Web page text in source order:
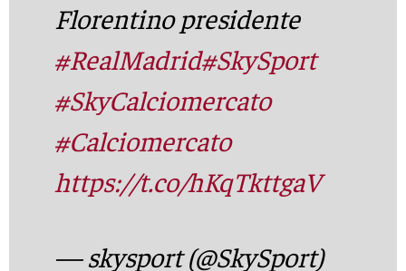
Florentino presidente
#RealMadrid#SkySport
#SkyCalciomercato
#Calciomercato
https://t.co/hKqTkttgaV
— skysport (@SkySport)